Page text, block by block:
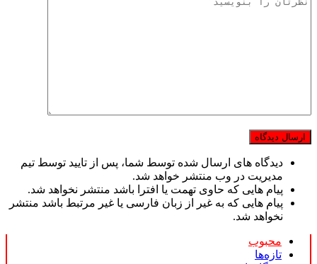
مدیریت در وب منتشر خواهد شد.
پیام هایی که حاوی تهمت یا افترا باشد منتشر نخواهد شد.
پیام هایی که به غیر از زبان فارسی یا غیر مرتبط باشد منتشر
نخواهد شد.
تازه‌ها
دیدگاهها